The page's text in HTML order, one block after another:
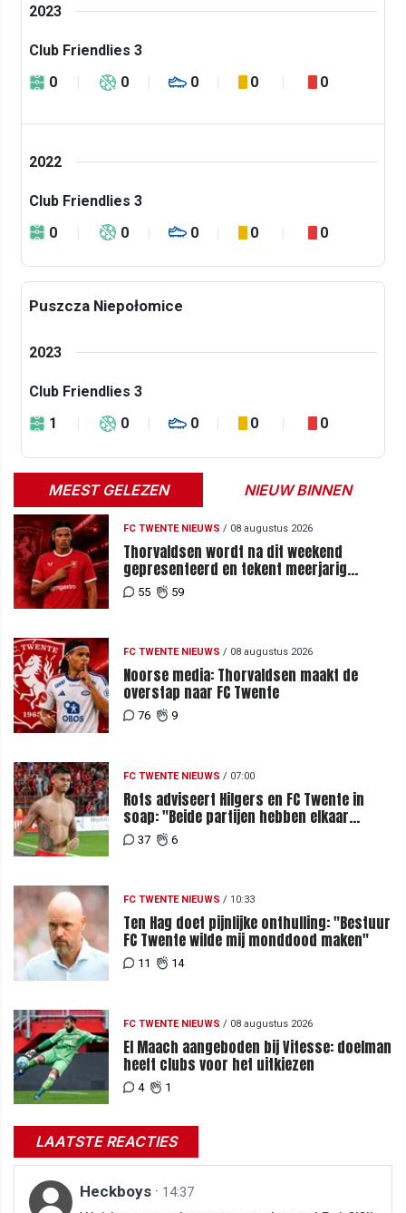
2023
Club Friendlies 3
0
0 0 0 0
2022
Club Friendlies 3
0
0 0 0 0
Puszcza Niepołomice
2023
Club Friendlies 3
1
0 0 0 0
MEEST GELEZEN NIEUW BINNEN
FC TWENTE NIEUWS / 08 augustus 2026
Thorvaldsen wordt na dit weekend
gepresenteerd en tekent meerjarig
contract bij FC Twente
55 59
FC TWENTE NIEUWS / 08 augustus 2026
Noorse media: Thorvaldsen maakt de
overstap naar FC Twente
76 9
FC TWENTE NIEUWS / 07:00
Rots adviseert Hilgers en FC Twente in
soap: "Beide partijen hebben elkaar
teleurgesteld"
37 6
FC TWENTE NIEUWS / 10:33
Ten Hag doet pijnlijke onthulling: "Bestuur
FC Twente wilde mij monddood maken"
11 14
FC TWENTE NIEUWS / 08 augustus 2026
El Maach aangeboden bij Vitesse: doelman
heeft clubs voor het uitkiezen
4 1
LAATSTE REACTIES
Heckboys · 14:37